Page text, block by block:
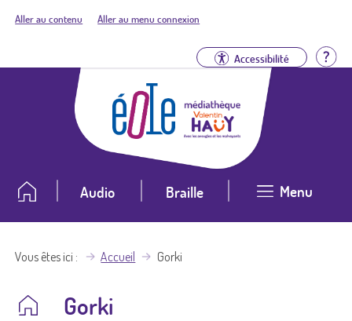
Aller au contenu Aller au menu connexion
Accessibilité
Audio Braille Menu
Vous êtes ici Accueil Gorki
Gorki